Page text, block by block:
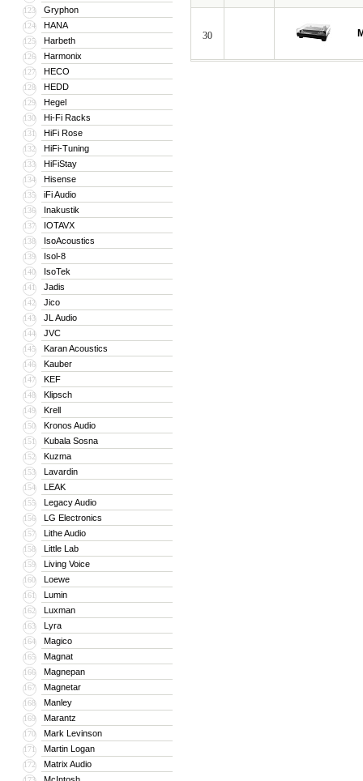
123 Gryphon
124 HANA
125 Harbeth
126 Harmonix
127 HECO
128 HEDD
129 Hegel
130 Hi-Fi Racks
131 HiFi Rose
132 HiFi-Tuning
133 HiFiStay
134 Hisense
135 iFi Audio
136 Inakustik
137 IOTAVX
138 IsoAcoustics
139 Isol-8
140 IsoTek
141 Jadis
142 Jico
143 JL Audio
144 JVC
145 Karan Acoustics
146 Kauber
147 KEF
148 Klipsch
149 Krell
150 Kronos Audio
151 Kubala Sosna
152 Kuzma
153 Lavardin
154 LEAK
155 Legacy Audio
156 LG Electronics
157 Lithe Audio
158 Little Lab
159 Living Voice
160 Loewe
161 Lumin
162 Luxman
163 Lyra
164 Magico
165 Magnat
166 Magnepan
167 Magnetar
168 Manley
169 Marantz
170 Mark Levinson
171 Martin Logan
172 Matrix Audio
30